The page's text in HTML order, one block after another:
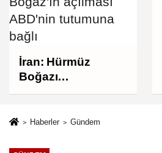
İran: Hürmüz
Boğazı
müzakereleri son
açılması ABD'nin
Haberler Gündem